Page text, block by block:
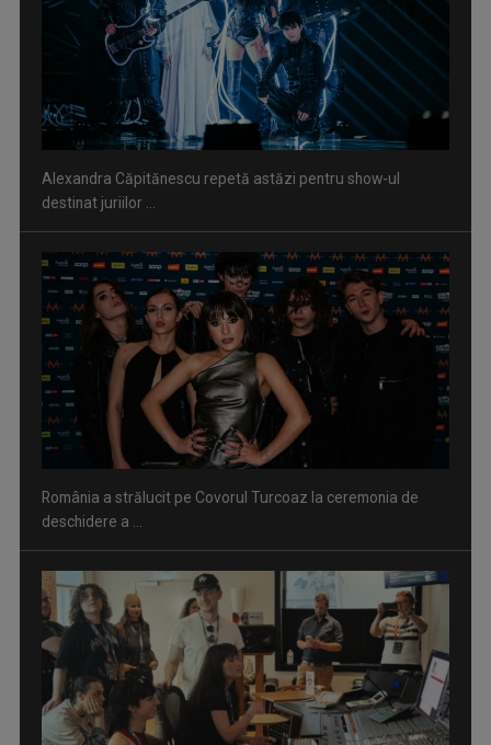
Alexandra Căpitănescu repetă astăzi pentru show-ul
destinat juriilor ...
România a strălucit pe Covorul Turcoaz la ceremonia de
deschidere a ...